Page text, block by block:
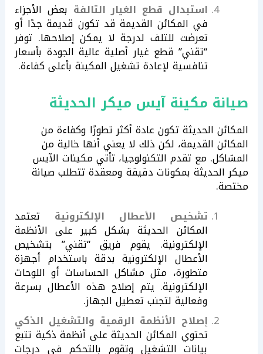
استبدال قطع الغيار التالفة بعض الأجزاء
في المكائن القديمة قد تكون قديمة جدًا أو
تعرضت للتلف لدرجة لا يمكن إصلاحها. توفر
“تقني” قطع غيار أصلية عالية الجودة بأسعار
تنافسية لإعادة تشغيل المكينة بأعلى كفاءة.
صيانة مكينة آيس ميكر الحديثة
المكائن الحديثة تكون عادة أكثر تطورًا وكفاءة من
المكائن القديمة، لكن ذلك لا يعني أنها خالية من
المشاكل. مع تقدم التكنولوجيا، تأتي مكينات الآيس
ميكر الحديثة بمكونات دقيقة ومعقدة تتطلب صيانة
مختصة.
تشخيص الأعطال الإلكترونية
تعتمد
المكائن الحديثة بشكل كبير على الأنظمة
الإلكترونية. يقوم فريق “تقني” بتشخيص
الأعطال الإلكترونية بدقة باستخدام أجهزة
متطورة، مثل مشاكل الحساسات أو اللوحات
الإلكترونية. يتم إصلاح هذه الأعطال بسرعة
وفعالية لتجنب تعطيل الجهاز.
إصلاح الأنظمة الرقمية والتشغيل الذكي
تحتوي المكائن الحديثة على أنظمة ذكية تتبع
بيانات التشغيل وتقوم بالتحكم في درجات